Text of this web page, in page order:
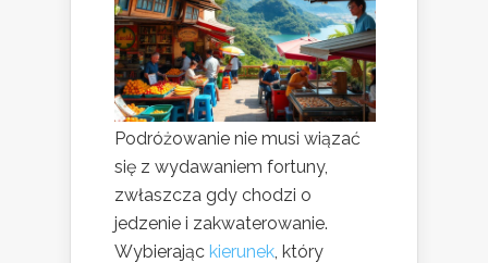
Podróżowanie nie musi wiązać
się z wydawaniem fortuny,
zwłaszcza gdy chodzi o
jedzenie i zakwaterowanie.
Wybierając kierunek , który